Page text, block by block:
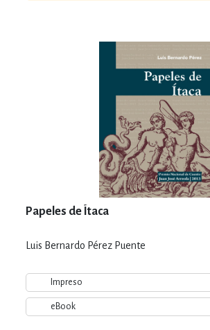
Papeles de Ítaca
Luis Bernardo Pérez Puente
Impreso
eBook